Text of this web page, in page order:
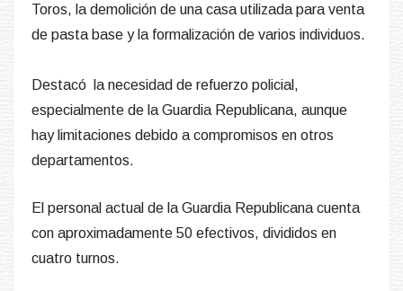
Toros, la demolición de una casa utilizada para venta
de pasta base y la formalización de varios individuos.
Destacó la necesidad de refuerzo policial,
especialmente de la Guardia Republicana, aunque
hay limitaciones debido a compromisos en otros
departamentos.
El personal actual de la Guardia Republicana cuenta
con aproximadamente 50 efectivos, divididos en
cuatro turnos.